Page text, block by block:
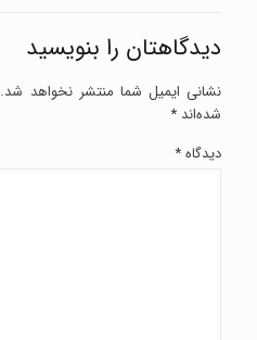
دیدگاهتان را بنویسید
نشانی ایمیل شما منتشر نخواهد شد.
شده‌اند *
دیدگاه*